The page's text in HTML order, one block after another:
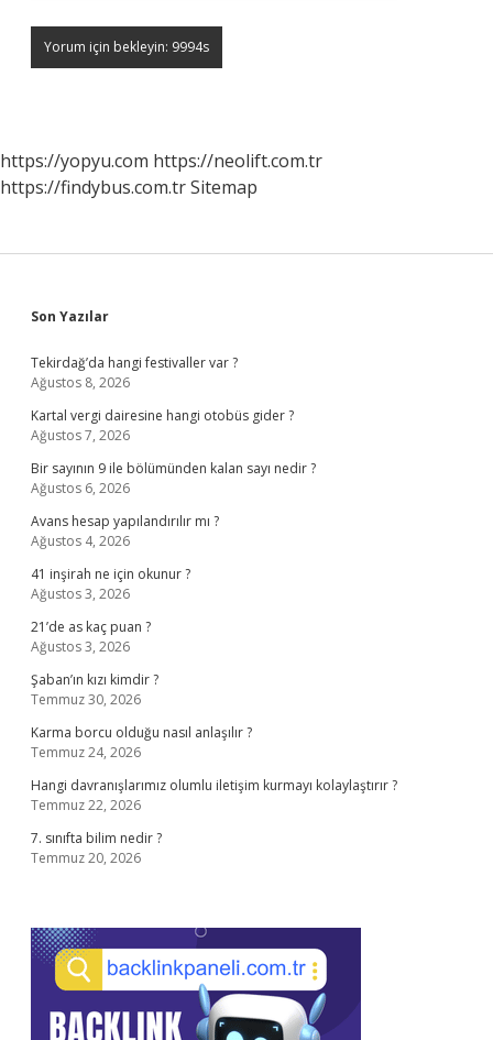
https://yopyu.com https://neolift.com.tr
https://findybus.com.trSitemap
Sidebar
Son Yazılar
Tekirdağ’da hangi festivaller var ?
Ağustos 8, 2026
Kartal vergi dairesine hangi otobüs gider ?
Ağustos 7, 2026
Bir sayının 9 ile bölümünden kalan sayı nedir ?
Ağustos 6, 2026
Avans hesap yapılandırılır mı ?
Ağustos 4, 2026
41 inşirah ne için okunur ?
Ağustos 3, 2026
21’de as kaç puan ?
Ağustos 3, 2026
Şaban’ın kızı kimdir ?
Temmuz 30, 2026
Karma borcu olduğu nasıl anlaşılır ?
Temmuz 24, 2026
Hangi davranışlarımız olumlu iletişim kurmayı kolaylaştırır ?
Temmuz 22, 2026
7. sınıfta bilim nedir ?
Temmuz 20, 2026